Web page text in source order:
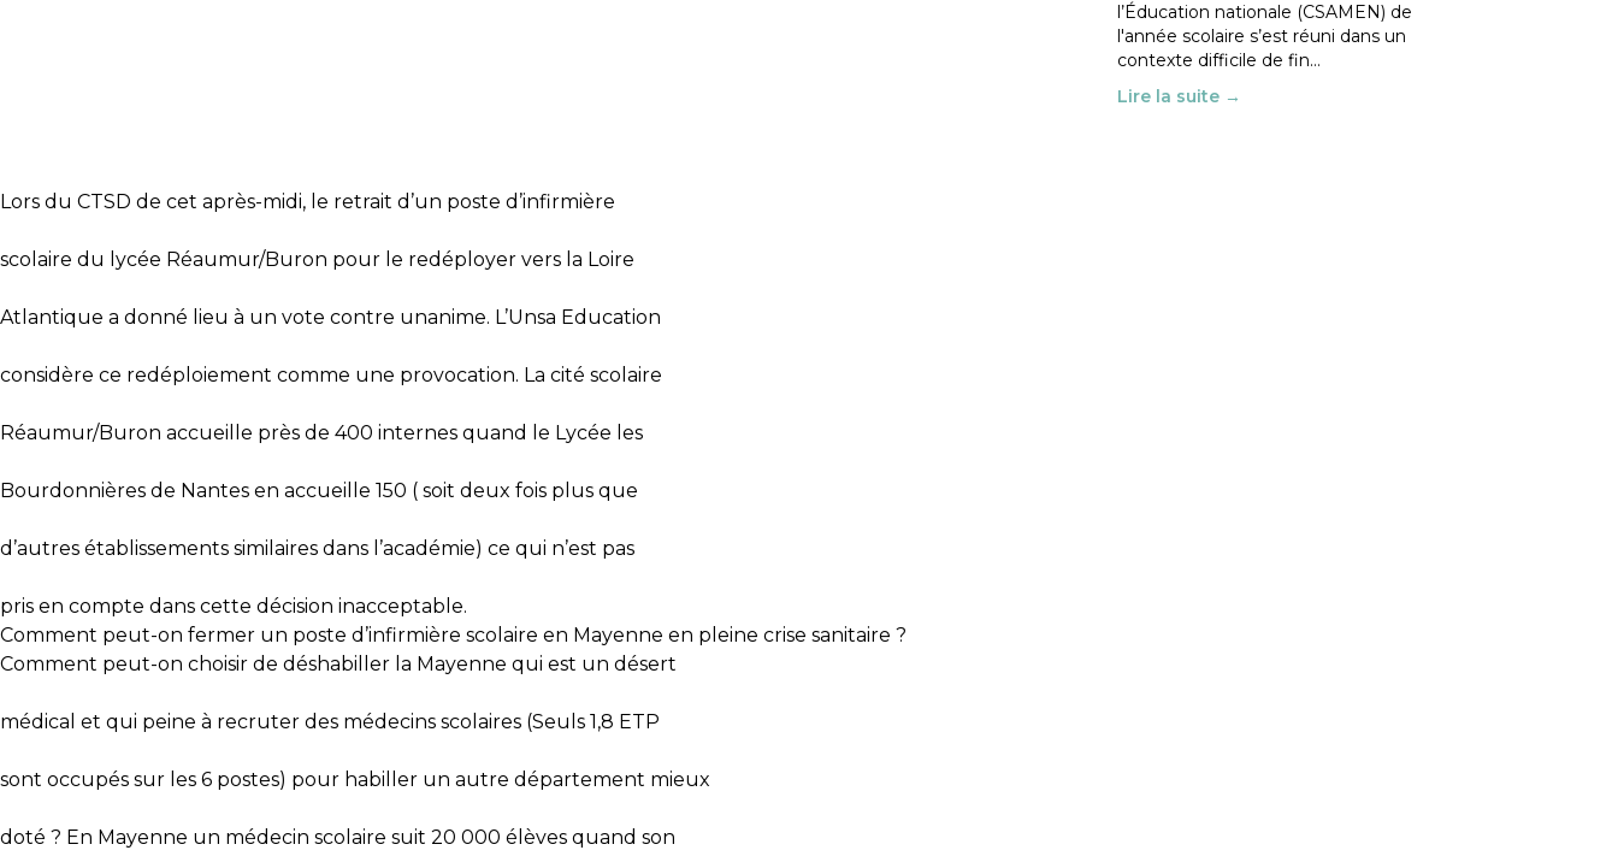
l’Éducation nationale (CSAMEN) de
l'année scolaire s’est réuni dans un
contexte difficile de fin…
Lire la suite →
Lors du CTSD de cet après-midi, le retrait d’un poste d’infirmière
scolaire du lycée Réaumur/Buron pour le redéployer vers la Loire
Atlantique a donné lieu à un vote contre unanime. L’Unsa Education
considère ce redéploiement comme une provocation. La cité scolaire
Réaumur/Buron accueille près de 400 internes quand le Lycée les
Bourdonnières de Nantes en accueille 150 ( soit deux fois plus que
d’autres établissements similaires dans l’académie) ce qui n’est pas
pris en compte dans cette décision inacceptable.
Comment peut-on fermer un poste d’infirmière scolaire en Mayenne en pleine crise sanitaire ?
Comment peut-on choisir de déshabiller la Mayenne qui est un désert
médical et qui peine à recruter des médecins scolaires (Seuls 1,8 ETP
sont occupés sur les 6 postes) pour habiller un autre département mieux
doté ? En Mayenne un médecin scolaire suit 20 000 élèves quand son